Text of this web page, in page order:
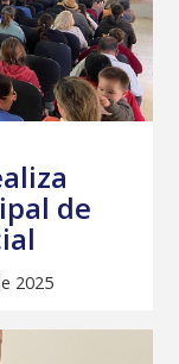
de
2025